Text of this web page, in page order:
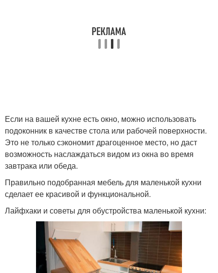
Если на вашей кухне есть окно, можно использовать
подоконник в качестве стола или рабочей поверхности.
Это не только сэкономит драгоценное место, но даст
возможность наслаждаться видом из окна во время
завтрака или обеда.
Правильно подобранная мебель для маленькой кухни
сделает ее красивой и функциональной.
Лайфхаки и советы для обустройства маленькой кухни: